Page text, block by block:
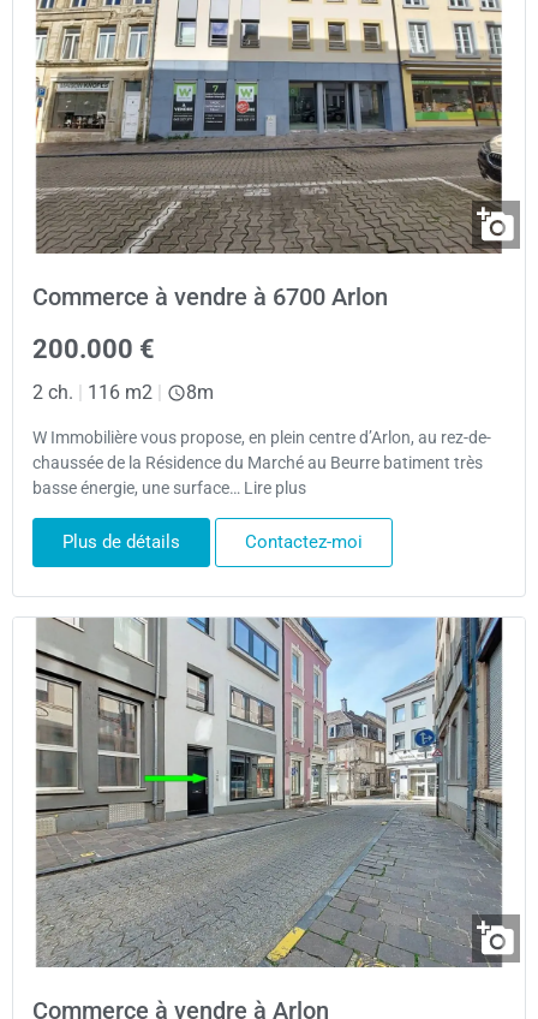
Commerce à vendre à 6700 Arlon
200.000 €
2 ch. | 116 m2 | 8m
W Immobilière vous propose, en plein centre d’Arlon, au rez-de-
chaussée de la Résidence du Marché au Beurre batiment très
basse énergie, une surface… Lire plus
Plus de détails Contactez-moi
Commerce à vendre à Arlon